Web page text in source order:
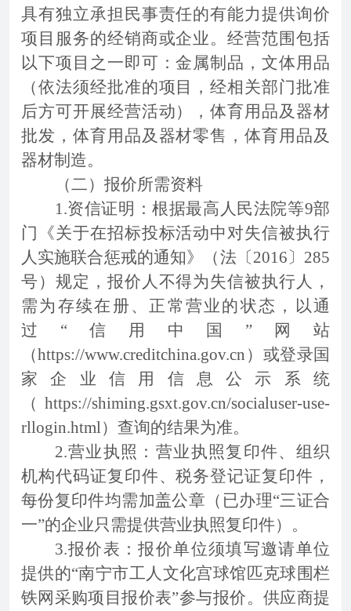
具有独立承担民事责任的有能力提供询价
项目服务的经销商或企业。经营范围包括
以下项目之一即可：金属制品，文体用品
（依法须经批准的项目，经相关部门批准
后方可开展经营活动），体育用品及器材
批发，体育用品及器材零售，体育用品及
器材制造。
（二）报价所需资料
1.资信证明：根据最高人民法院等9部
门《关于在招标投标活动中对失信被执行
人实施联合惩戒的通知》（法〔2016〕285
号）规定，报价人不得为失信被执行人，
需为存续在册、正常营业的状态，以通
过“信用中国”网站
（https://www.creditchina.gov.cn）或登录国
家企业信用信息公示系统
（https://shiming.gsxt.gov.cn/socialuser-use-
rllogin.html）查询的结果为准。
2.营业执照：营业执照复印件、组织
机构代码证复印件、税务登记证复印件，
每份复印件均需加盖公章（已办理“三证合
一”的企业只需提供营业执照复印件）。
3.报价表：报价单位须填写邀请单位
提供的“南宁市工人文化宫球馆匹克球围栏
铁网采购项目报价表”参与报价。供应商提